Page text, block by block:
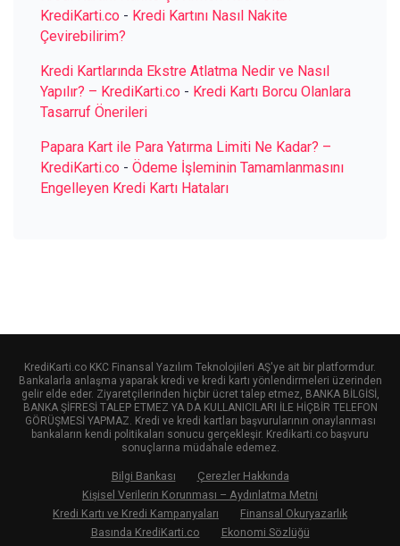
KrediKarti.co - Kredi Kartını Nasıl Nakite
Çevirebilirim?
Kredi Kartlarında Ekstre Atlatma Nedir ve Nasıl
Yapılır? – KrediKarti.co - Kredi Kartı Borcu Olanlara
Tasarruf Önerileri
Papara Kart ile Para Yatırma Limiti Ne Kadar? –
KrediKarti.co - Ödeme İşleminin Tamamlanmasını
Engelleyen Kredi Kartı Hataları
KrediKarti.co KKC Finansal Yazılım Teknolojileri AŞ'ye ait bir platformdur.
Bankalarla anlaşma yaparak kredi ve kredi kartı yönlendirmeleri üzerinden
gelir elde eder. Ziyaretçilerinden hiçbir ücret talep etmez, BANKA BİLGİSİ,
BANKA ŞİFRESİ TALEP ETMEZ YA DA KULLANICILARI İLE HİÇBİR TELEFON
GÖRÜŞMESİ YAPMAZ. Kredi ve kredi kartları başvurularının onaylanması
bankaların kendi politikaları sonucu gerçekleşir. Kredikarti.co başvuru
sonuçlarına müdahale edemez.
Bilgi Bankası
Çerezler Hakkında
Kişisel Verilerin Korunması – Aydınlatma Metni
Kredi Kartı ve Kredi Kampanyaları
Finansal Okuryazarlık
Basında KrediKarti.co
Ekonomi Sözlüğü